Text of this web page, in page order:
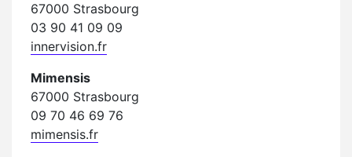
67000 Strasbourg
03 90 41 09 09
innervision.fr
Mimensis
67000 Strasbourg
09 70 46 69 76
mimensis.fr